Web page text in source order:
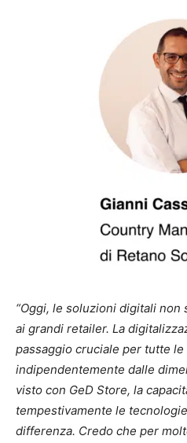
“Oggi, le soluzioni digitali
ai grandi retailer. La
passaggio cruciale per tutte le
indipendentemente dalle
visto con GeD Store, la
tempestivamente le
differenza. Credo che per